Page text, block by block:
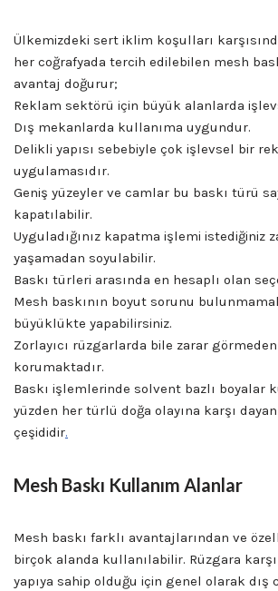
Ülkemizdeki sert iklim koşulları
her coğrafyada tercih edilebilen mesh
avantaj doğurur;
Reklam sektörü için büyük alanlarda
Dış mekanlarda kullanıma uygundur.
Delikli yapısı sebebiyle çok işlevsel bir
uygulamasıdır.
Geniş yüzeyler ve camlar bu baskı türü
kapatılabilir.
Uyguladığınız kapatma işlemi istediğiniz
yaşamadan soyulabilir.
Baskı türleri arasında en hesaplı olan
Mesh baskının boyut sorunu
büyüklükte yapabilirsiniz.
Zorlayıcı rüzgarlarda bile zarar
korumaktadır.
Baskı işlemlerinde solvent bazlı boyalar
yüzden her türlü doğa olayına karşı
çeşididir.
Mesh Baskı Kullanım Alanlar
Mesh baskı farklı avantajlarından ve
birçok alanda kullanılabilir. Rüzgara
yapıya sahip olduğu için genel olarak dış